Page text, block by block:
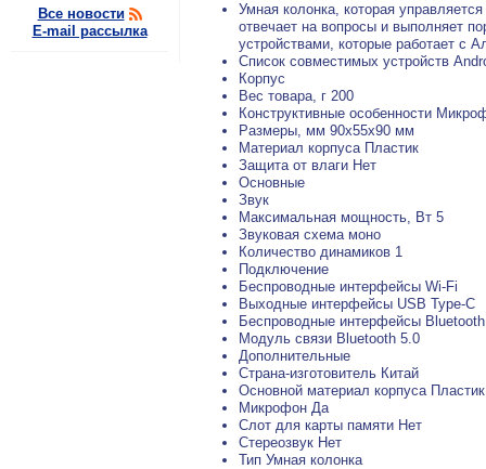
Все новости
E-mail рассылка
Умная колонка, которая
отвечает на вопросы и выполняет
устройствами, которые работает с
Список совместимых устройств
Корпус
Вес товара, г 200
Конструктивные особенности
Размеры, мм 90x55x90 мм
Материал корпуса Пластик
Защита от влаги Нет
Основные
Звук
Максимальная мощность, Вт 5
Звуковая схема моно
Количество динамиков 1
Подключение
Беспроводные интерфейсы Wi-Fi
Выходные интерфейсы USB Type-C
Беспроводные интерфейсы
Модуль связи Bluetooth 5.0
Дополнительные
Страна-изготовитель Китай
Основной материал корпуса Пластик
Микрофон Да
Слот для карты памяти Нет
Стереозвук Нет
Тип Умная колонка